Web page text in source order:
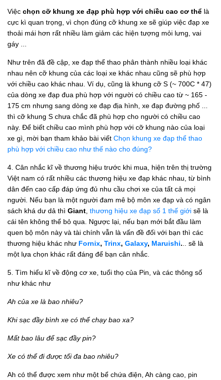
Việc chọn cỡ khung xe đạp phù hợp với chiều cao cơ thể là
cực kì quan trọng, vì chọn đúng cỡ khung xe sẽ giúp việc đạp xe
thoải mái hơn rất nhiều làm giảm các hiện tượng mỏi lưng, vai
gáy ...
Như trên đã đề cập, xe đạp thể thao phân thành nhiều loại khác
nhau nên cỡ khung của các loại xe khác nhau cũng sẽ phù hợp
với chiều cao khác nhau. Ví dụ, cũng là khung cỡ S (~ 700C * 47)
của dòng xe đạp đua phù hợp với người có chiều cao từ ~ 165 -
175 cm nhưng sang dòng xe đạp địa hình, xe đạp đường phố ...
thì cỡ khung S chưa chắc đã phù hợp cho người có chiều cao
này. Để biết chiều cao mình phù hợp với cỡ khung nào của loại
xe gì, mời bạn tham khảo bài viết Chọn khung xe đạp thể thao
phù hợp với chiều cao như thế nào cho đúng?
4. Cân nhắc kĩ về thương hiệu trước khi mua, hiện trên thị trường
Việt nam có rất nhiều các thương hiệu xe đạp khác nhau, từ bình
dân đến cao cấp đáp ứng đủ nhu cầu chơi xe của tất cả mọi
người. Nếu bạn là một người đam mê bộ môn xe đạp và có ngân
sách khá dư dả thì Giant, thương hiệu xe đạp số 1 thế giới sẽ là
cái tên không thể bỏ qua. Ngược lại, nếu bạn mới bắt đầu làm
quen bộ môn này và tài chính vẫn là vấn đề đối với bạn thì các
thương hiệu khác như Fornix, Trinx, Galaxy, Maruishi... sẽ là
một lựa chọn khác rất đáng để bạn cân nhắc.
5. Tìm hiểu kĩ về động cơ xe, tuổi thọ của Pin, và các thông số
như khác như
Ah của xe là bao nhiêu?
Khi sạc đầy bình xe có thể chạy bao xa?
Mất bao lâu để sạc đầy pin?
Xe có thể đi được tối đa bao nhiêu?
Ah có thể được xem như một bể chứa điện, Ah càng cao, pin